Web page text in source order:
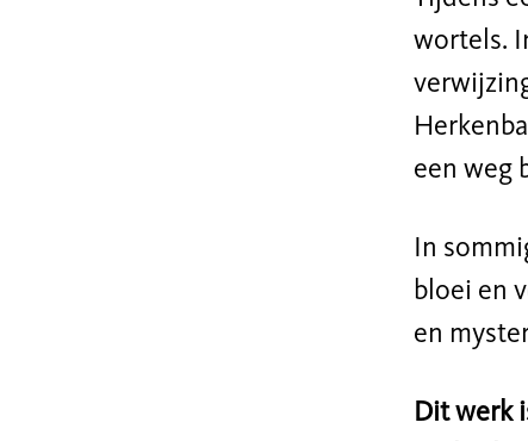
wortels.
een weg
In
bloei en
en
Dit werk